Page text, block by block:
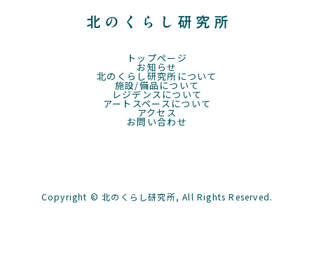
トップページ
お知らせ
北のくらし研究所について
施設/備品について
レジデンスについて
アートスペースについて
アクセス
お問い合わせ
Copyright © 北のくらし研究所, All Rights Reserved.